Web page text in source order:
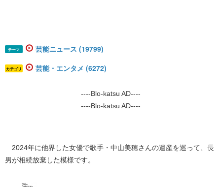
テーマ 芸能ニュース (19799)
カテゴリ 芸能・エンタメ (6272)
----Blo-katsu AD----
----Blo-katsu AD----
2024年に他界した女優で歌手・中山美穂さんの遺産を巡って、長
男が相続放棄した模様です。